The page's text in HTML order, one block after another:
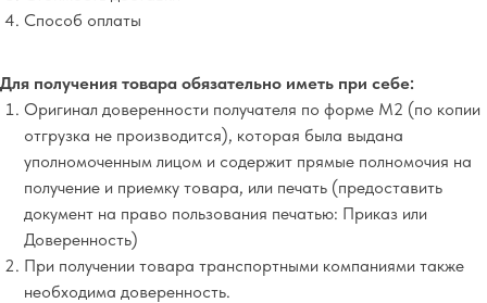
Способ оплаты
Для получения товара обязательно иметь при себе:
Оригинал доверенности получателя по форме М2 (по копии
отгрузка не производится), которая была выдана
уполномоченным лицом и содержит прямые полномочия на
получение и приемку товара, или печать (предоставить
документ на право пользования печатью: Приказ или
Доверенность)
При получении товара транспортными компаниями также
необходима доверенность.